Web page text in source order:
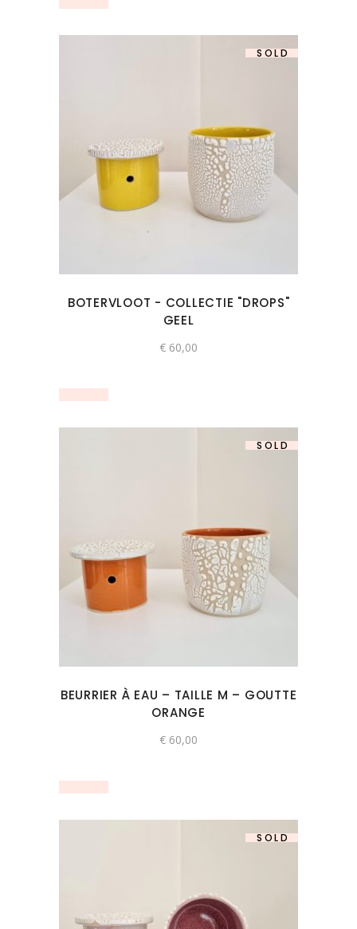
SOLD
BOTERVLOOT - COLLECTIE "DROPS"
GEEL
€ 60,00
SOLD
BEURRIER À EAU – TAILLE M – GOUTTE
ORANGE
€ 60,00
SOLD